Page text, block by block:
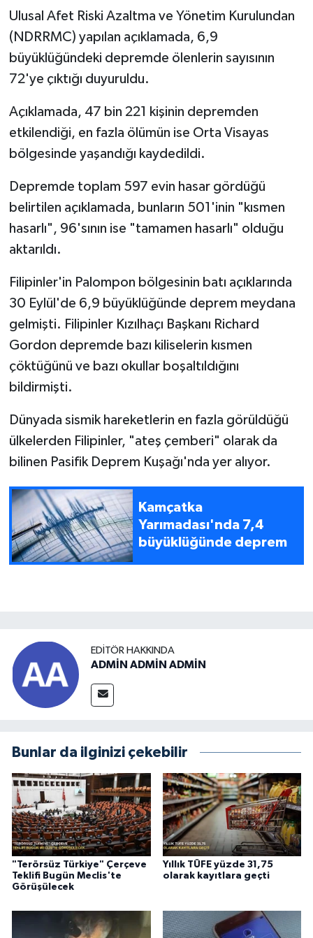
Ulusal Afet Riski Azaltma ve Yönetim Kurulundan
(NDRRMC) yapılan açıklamada, 6,9
büyüklüğündeki depremde ölenlerin sayısının
72'ye çıktığı duyuruldu.
Açıklamada, 47 bin 221 kişinin depremden
etkilendiği, en fazla ölümün ise Orta Visayas
bölgesinde yaşandığı kaydedildi.
Depremde toplam 597 evin hasar gördüğü
belirtilen açıklamada, bunların 501'inin "kısmen
hasarlı", 96'sının ise "tamamen hasarlı" olduğu
aktarıldı.
Filipinler'in Palompon bölgesinin batı açıklarında
30 Eylül'de 6,9 büyüklüğünde deprem meydana
gelmişti. Filipinler Kızılhaçı Başkanı Richard
Gordon depremde bazı kiliselerin kısmen
çöktüğünü ve bazı okullar boşaltıldığını
bildirmişti.
Dünyada sismik hareketlerin en fazla görüldüğü
ülkelerden Filipinler, "ateş çemberi" olarak da
bilinen Pasifik Deprem Kuşağı'nda yer alıyor.
Kamçatka
Yarımadası'nda 7,4
büyüklüğünde deprem
EDITÖR HAKKINDA
ADMİN ADMİN ADMİN
Bunlar da ilginizi çekebilir
"Terörsüz Türkiye" Çerçeve
Teklifi Bugün Meclis'te
Görüşülecek
Yıllık TÜFE yüzde 31,75
olarak kayıtlara geçti